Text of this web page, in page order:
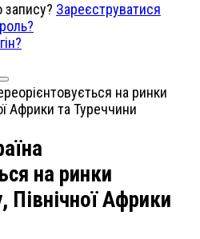
запису? Зареєструватися
на ринки
Північної Африки